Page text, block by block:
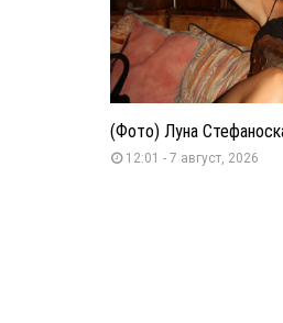
(Фото) Луна
12:01 - 7 август, 2026